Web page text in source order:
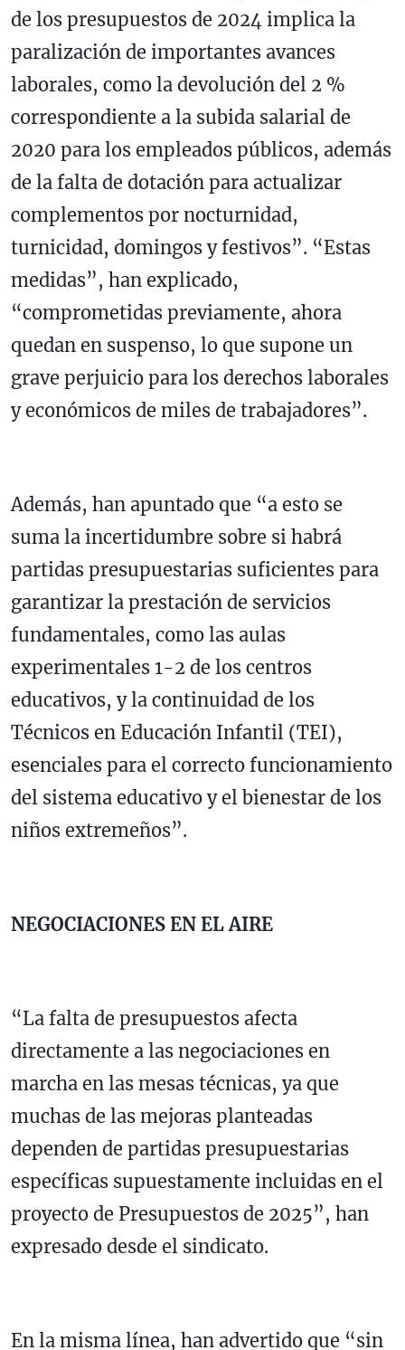
de los presupuestos de 2024 implica la
paralización de importantes avances
laborales, como la devolución del 2 %
correspondiente a la subida salarial de
2020 para los empleados públicos, además
de la falta de dotación para actualizar
complementos por nocturnidad,
turnicidad, domingos y festivos”. “Estas
medidas”, han explicado,
“comprometidas previamente, ahora
quedan en suspenso, lo que supone un
grave perjuicio para los derechos laborales
y económicos de miles de trabajadores”.
Además, han apuntado que “a esto se
suma la incertidumbre sobre si habrá
partidas presupuestarias suficientes para
garantizar la prestación de servicios
fundamentales, como las aulas
experimentales 1-2 de los centros
educativos, y la continuidad de los
Técnicos en Educación Infantil (TEI),
esenciales para el correcto funcionamiento
del sistema educativo y el bienestar de los
niños extremeños”.
NEGOCIACIONES EN EL AIRE
“La falta de presupuestos afecta
directamente a las negociaciones en
marcha en las mesas técnicas, ya que
muchas de las mejoras planteadas
dependen de partidas presupuestarias
específicas supuestamente incluidas en el
proyecto de Presupuestos de 2025”, han
expresado desde el sindicato.
En la misma línea, han advertido que “sin